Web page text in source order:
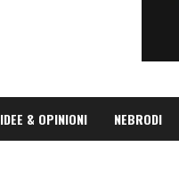
IDEE & OPINIONI NEBRODI